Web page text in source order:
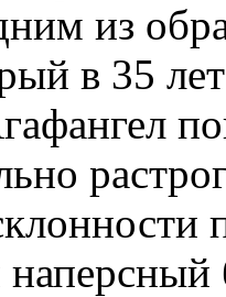
из
в 35